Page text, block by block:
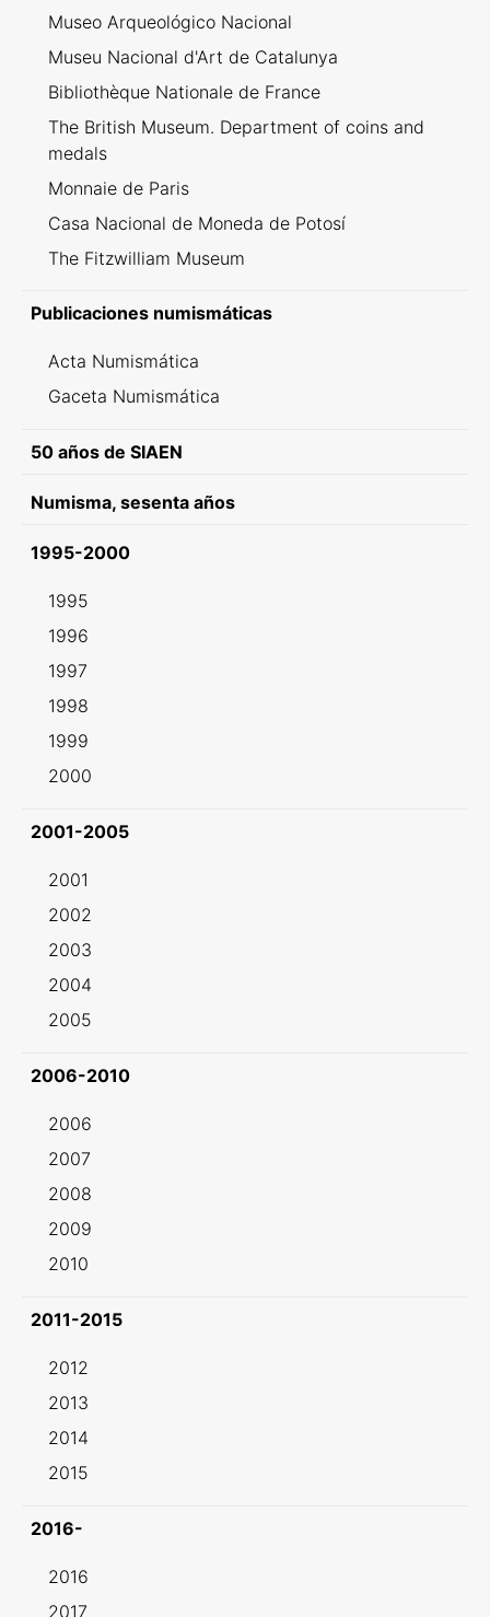
Museo Arqueológico Nacional
Museu Nacional d'Art de Catalunya
Bibliothèque Nationale de France
The British Museum. Department of coins and
medals
Monnaie de Paris
Casa Nacional de Moneda de Potosí
The Fitzwilliam Museum
Publicaciones numismáticas
Acta Numismática
Gaceta Numismática
50 años de SIAEN
Numisma, sesenta años
1995-2000
1995
1996
1997
1998
1999
2000
2001-2005
2001
2002
2003
2004
2005
2006-2010
2006
2007
2008
2009
2010
2011-2015
2012
2013
2014
2015
2016-
2016
2017